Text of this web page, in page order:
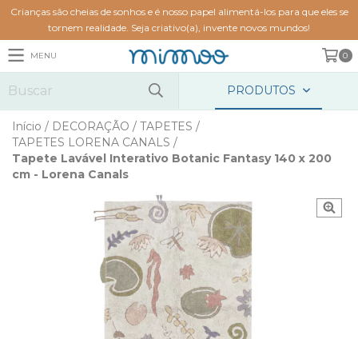
Crianças são cheias de sonhos e é nosso papel alimentá-los para que eles se
tornem realidade. Seja criativo(a), invente novos mundos!
MENU 0
PRODUTOS
Início / DECORAÇÃO / TAPETES /
TAPETES LORENA CANALS /
Tapete Lavável Interativo Botanic Fantasy 140 x 200
cm - Lorena Canals